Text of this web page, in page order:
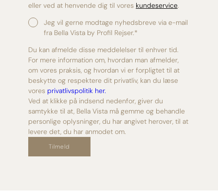
eller ved at henvende dig til vores kundeservice.
Jeg vil gerne modtage nyhedsbreve via e-mail
fra Bella Vista by Profil Rejser.*
Du kan afmelde disse meddelelser til enhver tid.
For mere information om, hvordan man afmelder,
om vores praksis, og hvordan vi er forpligtet til at
beskytte og respektere dit privatliv, kan du læse
vores privatlivspolitik her.
Ved at klikke på indsend nedenfor, giver du
samtykke til at, Bella Vista må gemme og behandle
personlige oplysninger, du har angivet herover, til at
levere det, du har anmodet om.